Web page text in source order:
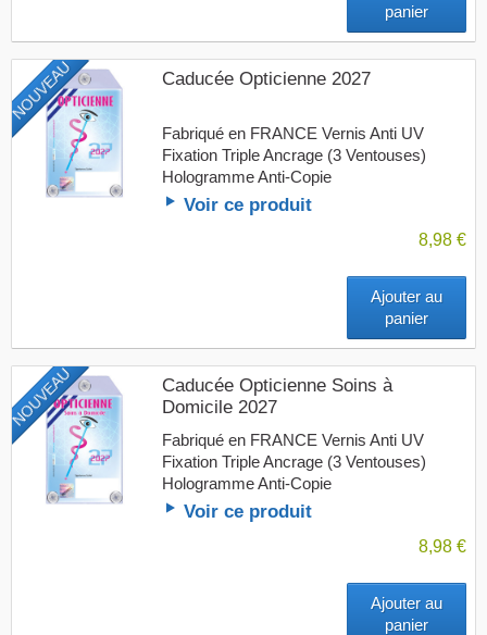
panier
NOUVEAU Caducée Opticienne 2027
Fabriqué en FRANCE Vernis Anti UV
Fixation Triple Ancrage (3 Ventouses)
Hologramme Anti-Copie
Voir ce produit
8,98 €
Ajouter au
panier
NOUVEAU
Caducée Opticienne Soins à
Domicile 2027
Fabriqué en FRANCE Vernis Anti UV
Fixation Triple Ancrage (3 Ventouses)
Hologramme Anti-Copie
Voir ce produit
8,98 €
Ajouter au
panier